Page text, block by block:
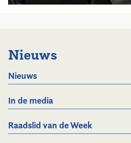
Nieuws
Nieuws
In de media
Raadslid van de Week